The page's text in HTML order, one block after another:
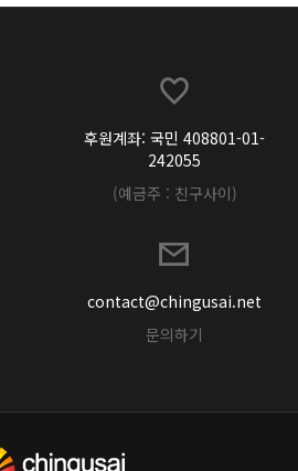
후원계좌: 국민 408801-01-
242055
(예금주 : 친구사이)
contact@chingusai.net
문의하기